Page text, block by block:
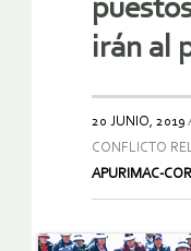
irán al
20 JUNIO, 2019
CONFLICTO
APURIMAC-